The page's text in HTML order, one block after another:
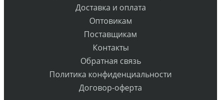
Доставка и оплата
Оптовикам
Поставщикам
Контакты
Обратная связь
Политика конфиденциальности
Договор-оферта